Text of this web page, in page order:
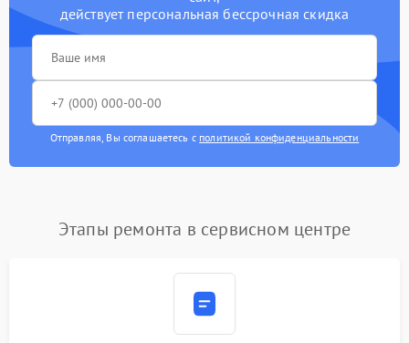
действует персональная бессрочная скидка
Отправляя, Вы соглашаетесь с политикой конфиденциальности
Этапы ремонта в сервисном центре